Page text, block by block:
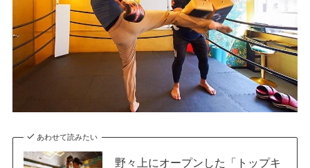
あわせて読みたい
野々上にオープンした「トップキ